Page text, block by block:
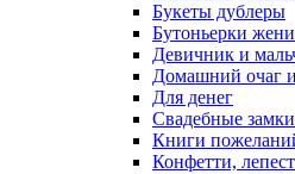
Букеты дублеры
Бутоньерки
Девичник и
Домашний очаг
Для денег
Свадебные замки
Книги
Конфетти,